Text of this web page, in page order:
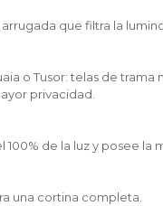
arrugada que filtra la
o Tusor: telas de
privacidad.
100% de la luz y posee la
una cortina completa.